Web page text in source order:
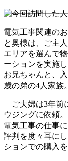
電気工事関連の
と奥様は、ご主
エリアを選んで
ーションを実施
お兄ちゃんと、
歳の弟の4人家族。
ご夫婦は3年前
ウジングに依頼
電気工事の仕事
評判を度々耳に
ションでの購入